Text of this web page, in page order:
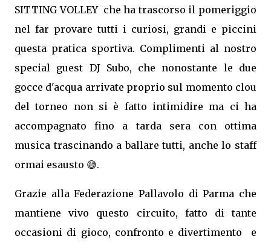
SITTING VOLLEY che ha trascorso il pomeriggio
nel far provare tutti i curiosi, grandi e piccini
questa pratica sportiva. Complimenti al nostro
special guest DJ Subo, che nonostante le due
gocce d'acqua arrivate proprio sul momento clou
del torneo non si è fatto intimidire ma ci ha
accompagnato fino a tarda sera con ottima
musica trascinando a ballare tutti, anche lo staff
ormai esausto 😅.
Grazie alla Federazione Pallavolo di Parma che
mantiene vivo questo circuito, fatto di tante
occasioni di gioco, confronto e divertimento e